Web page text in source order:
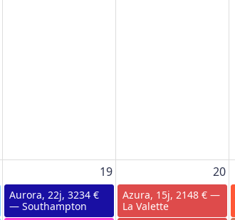
19
Aurora, 22j, 3234 €
— Southampton
20
Azura, 15j, 2148 € —
La Valette